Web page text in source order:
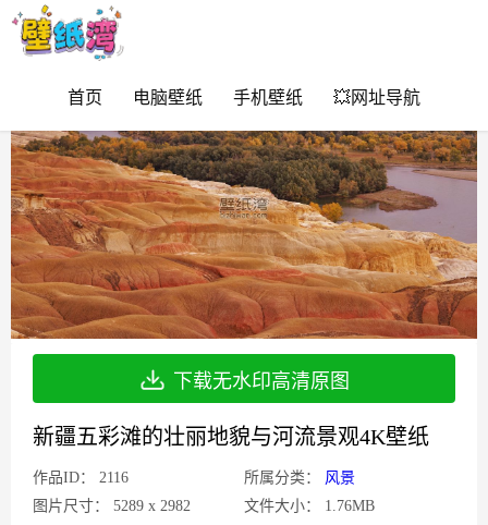
首页 电脑壁纸 手机壁纸 💥网址导航
下载无水印高清原图
新疆五彩滩的壮丽地貌与河流景观4K壁纸
作品ID： 2116 所属分类：
风景
图片尺寸：
5289 x 2982 文件大小：
1.76MB